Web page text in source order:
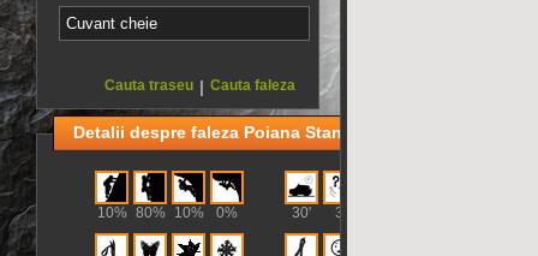
Cauta faleza
|
Cauta traseu
Detalii despre faleza Poiana Stanii
10% 80% 10% 0% 30' 3'